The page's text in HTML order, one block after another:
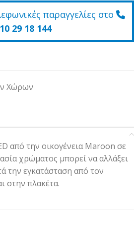
παραγγελίες στο
29 18 144
Χώρων
από την οικογένεια Maroon σε
χρώματος μπορεί να αλλάξει
την εγκατάσταση από τον
στην πλακέτα.